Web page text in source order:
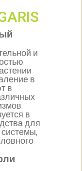
и
в
в
в
для